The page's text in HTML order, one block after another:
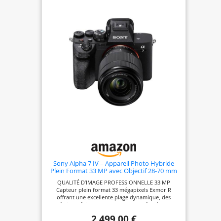
compact et léger pour les voyages et la vidéo Ce
kit couvrira la plupart des besoins quotidien en
photo et vidéo
Sony Alpha 7 IV – Appareil Photo Hybride
Plein Format 33 MP avec Objectif 28-70 mm
II – Autofocus en Temps Réel, Rafale 10 i/s,
Vidéo 4K 60p, Écran Tactile, Fonctions
Professionnelles Photo & Vidéo
QUALITÉ D’IMAGE PROFESSIONNELLE 33 MP
Capteur plein format 33 mégapixels Exmor R
offrant une excellente plage dynamique, des
détails précis et des performances élevées en
AUTOFOKUS AVANCÉ EN TEMPS RÉEL Système